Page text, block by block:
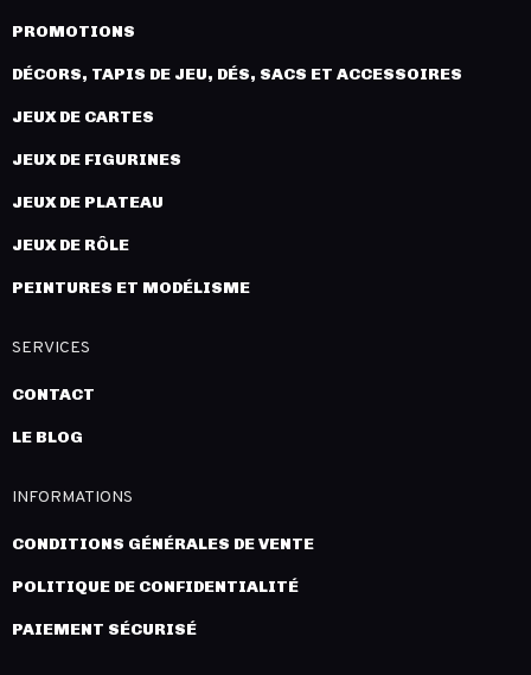
PROMOTIONS
DÉCORS, TAPIS DE JEU, DÉS, SACS ET ACCESSOIRES
JEUX DE CARTES
JEUX DE FIGURINES
JEUX DE PLATEAU
JEUX DE RÔLE
PEINTURES ET MODÉLISME
SERVICES
CONTACT
LE BLOG
INFORMATIONS
CONDITIONS GÉNÉRALES DE VENTE
POLITIQUE DE CONFIDENTIALITÉ
PAIEMENT SÉCURISÉ